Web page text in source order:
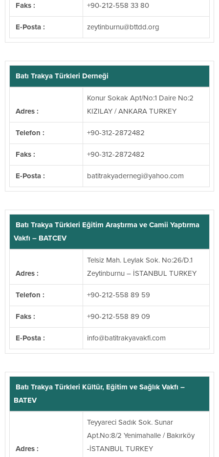
Faks : +90-212-558 33 80
E-Posta : gro.ddttb
@unrubnityez
Batı Trakya Türkleri Derneği
Adres :
Konur Sokak Apt/No:1 Daire No:2
KIZILAY / ANKARA TURKEY
Telefon : +90-312-2872482
Faks : +90-312-2872482
E-Posta : moc.oohay
@igenredaykartitab
Batı Trakya Türkleri Eğitim Araştırma ve Camii Yaptırma
Vakfı – BATCEV
Adres :
Telsiz Mah. Leylak Sok. No:26/D.1
Zeytinburnu – İSTANBUL TURKEY
Telefon : +90-212-558 89 59
Faks : +90-212-558 89 09
E-Posta : moc.ifkavaykartitab
@ofni
Batı Trakya Türkleri Kültür, Eğitim ve Sağlık Vakfı –
BATEV
Adres :
Teyyareci Sadık Sok. Sunar
Apt.No:8/2 Yenimahalle / Bakırköy
-İSTANBUL TURKEY